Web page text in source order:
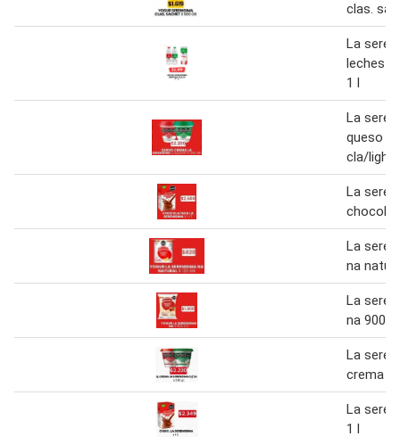
clas.
La
leches
1 l
La
queso
cla/light
La
La
na
La
na 900
La
crema
La
1 l